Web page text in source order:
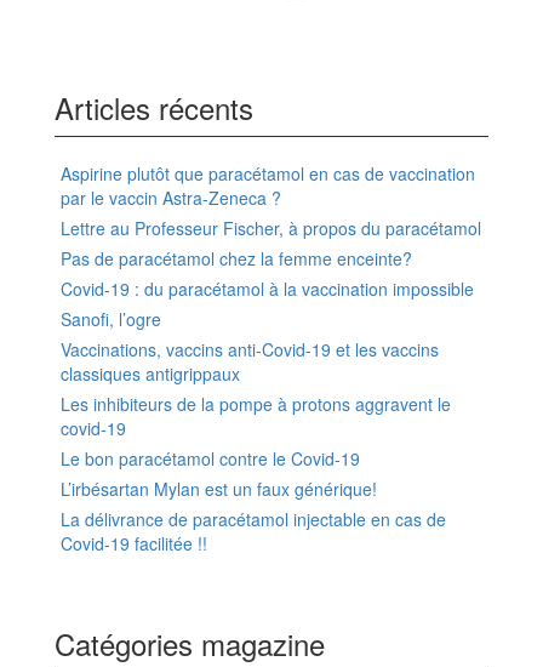
Articles récents
Aspirine plutôt que paracétamol en cas de vaccination
par le vaccin Astra-Zeneca ?
Lettre au Professeur Fischer, à propos du paracétamol
Pas de paracétamol chez la femme enceinte?
Covid-19 : du paracétamol à la vaccination impossible
Sanofi, l’ogre
Vaccinations, vaccins anti-Covid-19 et les vaccins
classiques antigrippaux
Les inhibiteurs de la pompe à protons aggravent le
covid-19
Le bon paracétamol contre le Covid-19
L’irbésartan Mylan est un faux générique!
La délivrance de paracétamol injectable en cas de
Covid-19 facilitée !!
Catégories magazine